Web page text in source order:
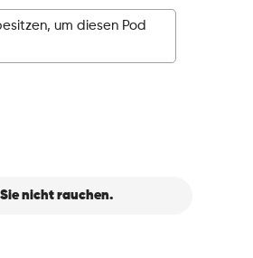
um diesen Pod
nicht rauchen.